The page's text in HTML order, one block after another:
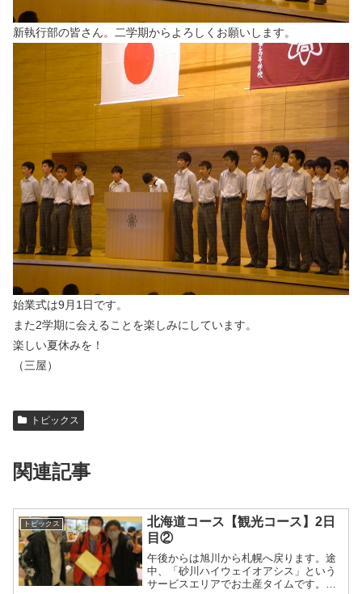
新執行部の皆さん。二学期からよろしくお願いします。
始業式は9月1日です。
また2学期に会えることを楽しみにしています。
楽しい夏休みを！
（三屋）
トピックス
関連記事
トピックス
北海道コース【観光コース】2日
目②
午後からは旭川から札幌へ戻ります。途
中、「砂川ハイウェイオアシス」という
サービスエリアでお土産タイムです。夕